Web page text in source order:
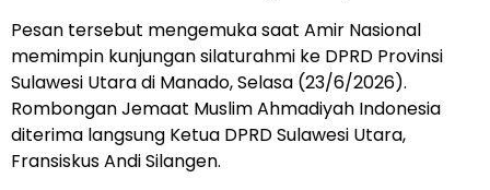
Pesan tersebut mengemuka saat Amir Nasional
memimpin kunjungan silaturahmi ke DPRD Provinsi
Sulawesi Utara di Manado, Selasa (23/6/2026).
Rombongan Jemaat Muslim Ahmadiyah Indonesia
diterima langsung Ketua DPRD Sulawesi Utara,
Fransiskus Andi Silangen.